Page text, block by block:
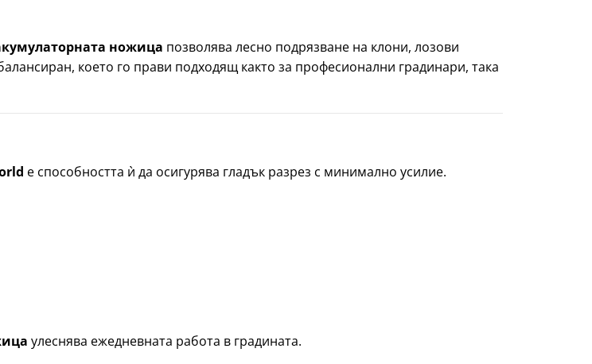
ножица позволява лесно подрязване на клони, лозови
което го прави подходящ както за професионални градинари, така
е способността ѝ да осигурява гладък разрез с минимално усилие.
улеснява ежедневната работа в градината.